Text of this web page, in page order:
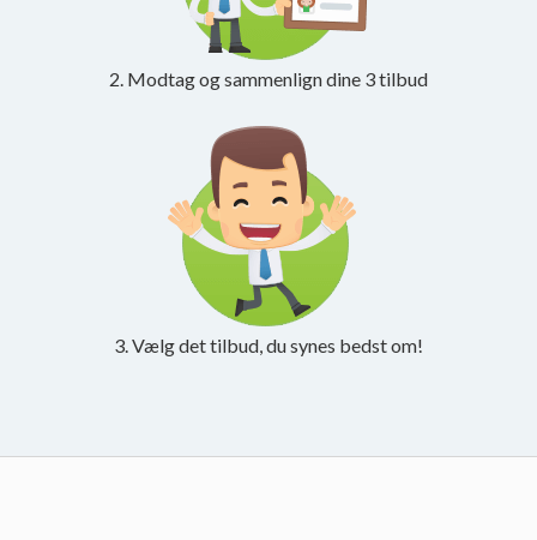
2. Modtag og sammenlign dine 3 tilbud
3. Vælg det tilbud, du synes bedst om!